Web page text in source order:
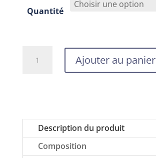
Quantité
tea
tree,
Nabio,
Ajouter au panier
Description du produit
Composition